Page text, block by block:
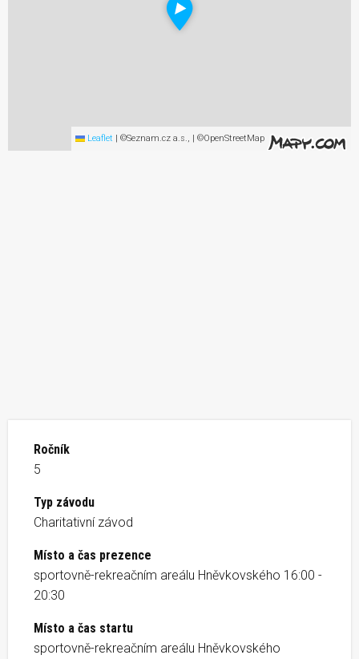
Leaflet | ©Seznam.cz a.s., | ©OpenStreetMap
Ročník
5
Typ závodu
Charitativní závod
Místo a čas prezence
sportovně-rekreačním areálu Hněvkovského 16:00 -
20:30
Místo a čas startu
sportovně-rekreačním areálu Hněvkovského